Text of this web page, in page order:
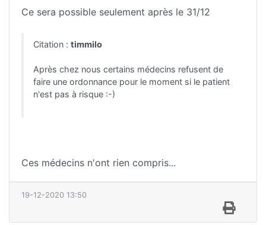
Ce sera possible seulement après le 31/12
Citation : timmilo
Après chez nous certains médecins refusent de
faire une ordonnance pour le moment si le patient
n'est pas à risque :-)
Ces médecins n'ont rien compris...
19-12-2020 13:50